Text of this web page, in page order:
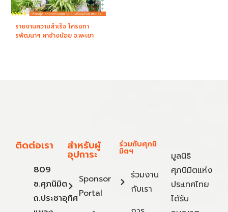
รายงานความสำเร็จ โครงกา
รพัฒนาฯ ผาช้างน้อย จ.พะเยา
ติดต่อเรา
809
ซ.ศุภนิมิต
ถ.ประชาอุทิศ
สำหรับผู้
อุปการะ
Sponsor
Portal
ร่วมกับศุภนิ
มิตฯ
ร่วมงาน
กับเรา
มูลนิธิ
ศุภนิมิตแห่ง
ประเทศไทย
ได้รับ